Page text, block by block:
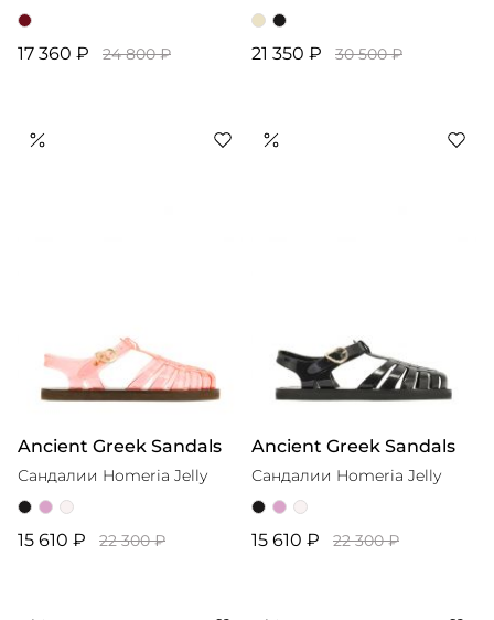
17 360 ₽ 24 800 ₽ 21 350 ₽ 30 500 ₽
Ancient Greek Sandals
Сандалии Homeria Jelly
15 610 ₽ 22 300 ₽
Ancient Greek Sandals
Сандалии Homeria Jelly
15 610 ₽ 22 300 ₽